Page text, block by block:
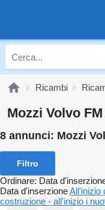
Ricambi
Mozzi Volvo
8 annunci: Mozzi
Filtro
Ordinare: Data
Data d'inserzioneAll'inizio
costruzione - all'inizio i